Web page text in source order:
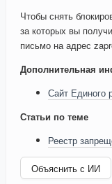
Чтобы снять
за которых вы
письмо на адрес
Дополнительная
Сайт Единого
Статьи по теме
Реестр
Объяснить с ИИ